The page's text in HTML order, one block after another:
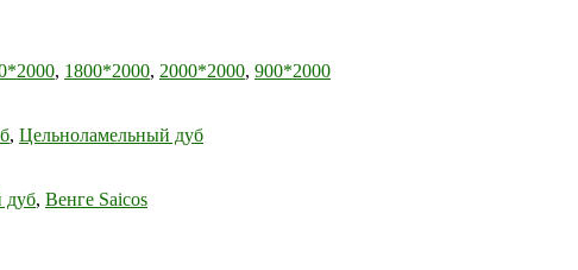
, 1800*2000, 2000*2000, 900*2000
, Цельноламельный дуб
дуб, Венге Saicos